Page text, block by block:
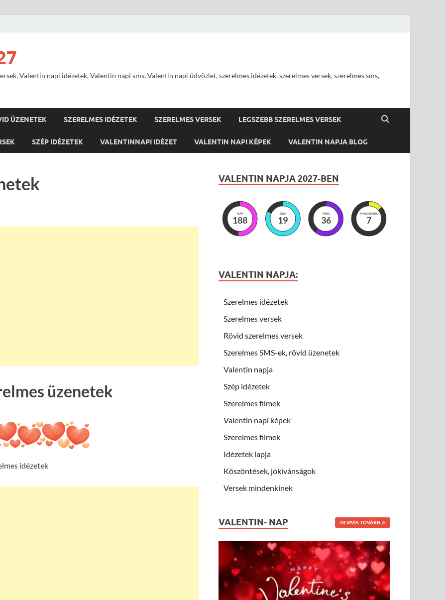
Valentin napi idézetek, Valentin napi sms, Valentin napi üdvözlet, szerelmes idézetek, szerelmes versek, szerelmes sms,
ÜZENETEK SZERELMES IDÉZETEK SZERELMES VERSEK LEGSZEBB SZERELMES VERSEK
SZÉP IDÉZETEK VALENTINNAPI IDÉZET VALENTIN NAPI KÉPEK VALENTIN NAPJA BLOG
üzenetek
idézetek
VALENTIN NAPJA 2027-BEN
NAP
188
ÓRA
19
PERC
36
MÁSODPERC
6
VALENTIN NAPJA:
Szerelmes idézetek
Szerelmes versek
Rövid szerelmes versek
Szerelmes SMS-ek, rövid üzenetek
Valentin napja
Szép idézetek
Szerelmes filmek
Valentin napi képek
Szerelmes filmek
Idézetek lapja
Köszöntések, jókívánságok
Versek mindenkinek
VALENTIN- NAP OLVASS TOVÁBB